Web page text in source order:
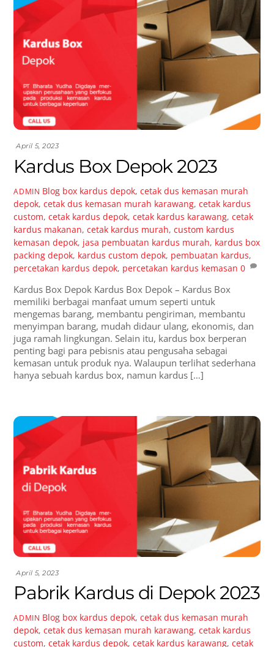
April 5, 2023
Kardus Box Depok 2023
ADMIN Blog box kardus depok,cetak dus kemasan murah
depok,cetak dus kemasan murah karawang,cetak kardus
custom,cetak kardus depok,cetak kardus karawang,cetak
kardus makanan,cetak kardus murah,custom kardus
kemasan depok, jasa pembuatan kardus murah, kardus box
packing depok, kardus custom depok, pembuatan kardus,
percetakan kardus depok, percetakan kardus kemasan 0
Kardus Box Depok Kardus Box Depok – Kardus Box
memiliki berbagai manfaat umum seperti untuk
mengemas barang, membantu pengiriman, membantu
menyimpan barang, mudah didaur ulang, ekonomis, dan
juga ramah lingkungan. Selain itu, kardus box berperan
penting bagi para pebisnis atau pengusaha sebagai
kemasan untuk produk nya. Walaupun terlihat sederhana
hanya sebuah kardus box, namun kardus […]
April 5, 2023
Pabrik Kardus di Depok 2023
ADMIN Blog box kardus depok,cetak dus kemasan murah
depok,cetak dus kemasan murah karawang,cetak kardus
custom,cetak kardus depok,cetak kardus karawang,cetak